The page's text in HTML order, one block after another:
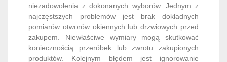
niezadowolenia z dokonanych wyborów. Jednym z
najczęstszych problemów jest brak dokładnych
pomiarów otworów okiennych lub drzwiowych przed
zakupem. Niewłaściwe wymiary mogą skutkować
koniecznością przeróbek lub zwrotu zakupionych
produktów. Kolejnym błędem jest ignorowanie